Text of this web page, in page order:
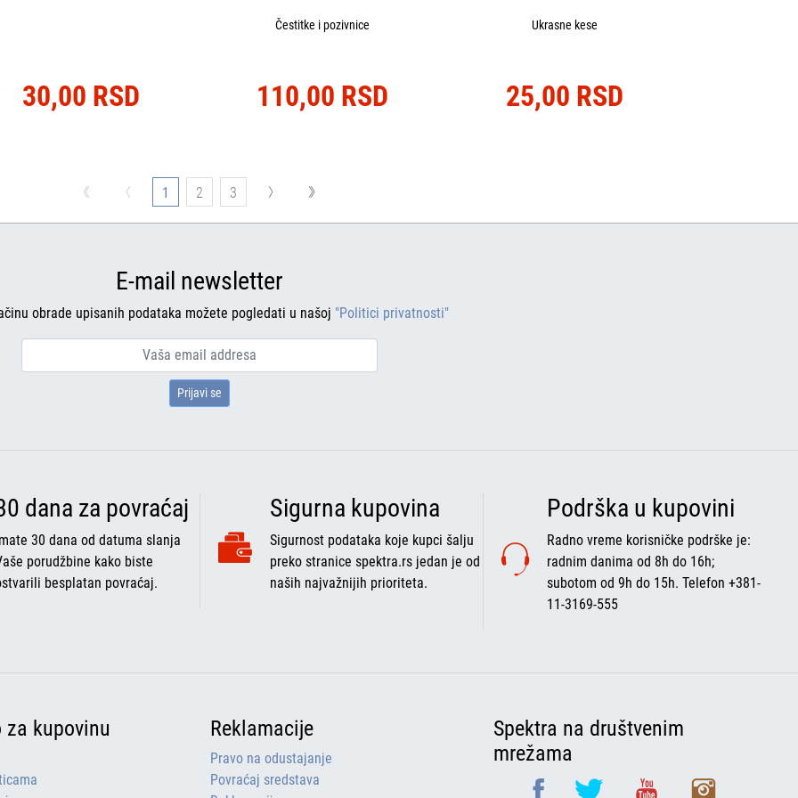
30,00 RSD
Čestitke i pozivnice
110,00 RSD
Ukrasne kese
25,00 RSD
1 2 3
E-mail newsletter
obrade upisanih podataka možete pogledati u našoj "Politici privatnosti"
Prijavi se
dana za povraćaj
30 dana od datuma slanja
porudžbine kako biste
besplatan povraćaj.
Sigurna kupovina
Sigurnost podataka koje kupci šalju
preko stranice spektra.rs jedan je od
naših najvažnijih prioriteta.
Podrška u kupovini
Radno vreme korisničke podrške je:
radnim danima od 8h do 16h;
subotom od 9h do 15h. Telefon +381-
11-3169-555
za kupovinu Reklamacije
Pravo na odustajanje
Povraćaj sredstava
Spektra na društvenim
mrežama